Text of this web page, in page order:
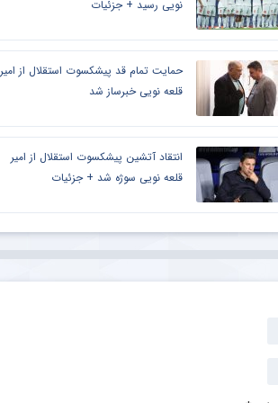
نویی رسید + جزئیات
حمایت تمام قد پیشکسوت استقلال از امیر
قلعه نویی خبرساز شد
انتقاد آتشین پیشکسوت استقلال از امیر
قلعه نویی سوژه شد + جزئیات